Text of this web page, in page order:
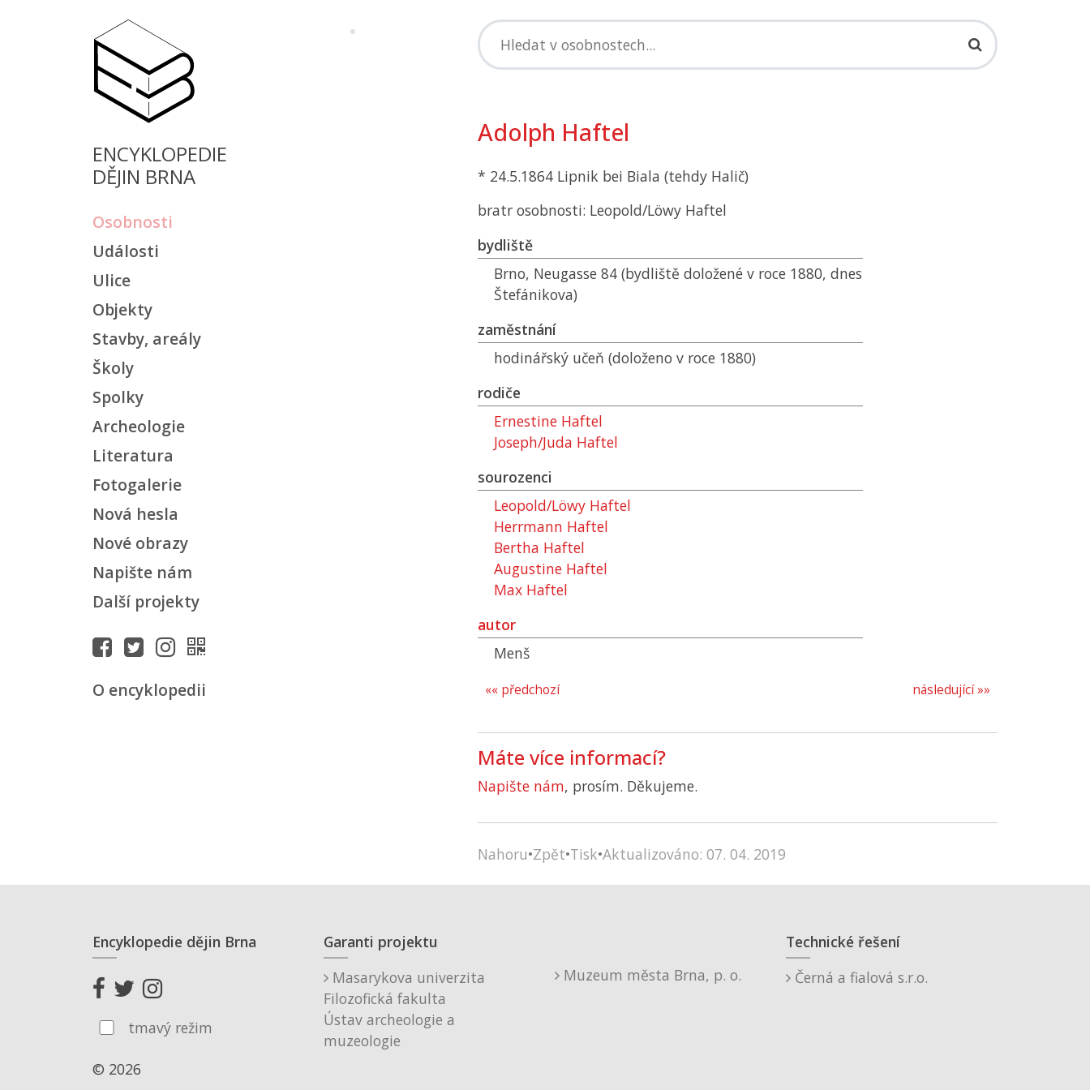
ENCYKLOPEDIE
DĚJIN BRNA
Osobnosti
Události
Ulice
Objekty
Stavby, areály
Školy
Spolky
Archeologie
Literatura
Fotogalerie
Nová hesla
Nové obrazy
Napište nám
Další projekty
O encyklopedii
Adolph Haftel
* 24.5.1864 Lipnik bei Biala (tehdy Halič)
bratr osobnosti: Leopold/Löwy Haftel
bydliště
Brno, Neugasse 84 (bydliště doložené v roce 1880, dnes
Štefánikova)
zaměstnání
hodinářský učeň (doloženo v roce 1880)
rodiče
Ernestine Haftel
Joseph/Juda Haftel
sourozenci
Leopold/Löwy Haftel
Herrmann Haftel
Bertha Haftel
Augustine Haftel
Max Haftel
autor
Menš
následující »»
«« předchozí
Máte více informací?
Napište nám, prosím. Děkujeme.
Nahoru•Zpět•Tisk•Aktualizováno: 07. 04. 2019
Encyklopedie dějin Brna
tmavý režim
© 2026
Garanti projektu
Masarykova univerzita
Filozofická fakulta
Ústav archeologie a
muzeologie
Muzeum města Brna, p. o.
Technické řešení
Černá a fialová s.r.o.